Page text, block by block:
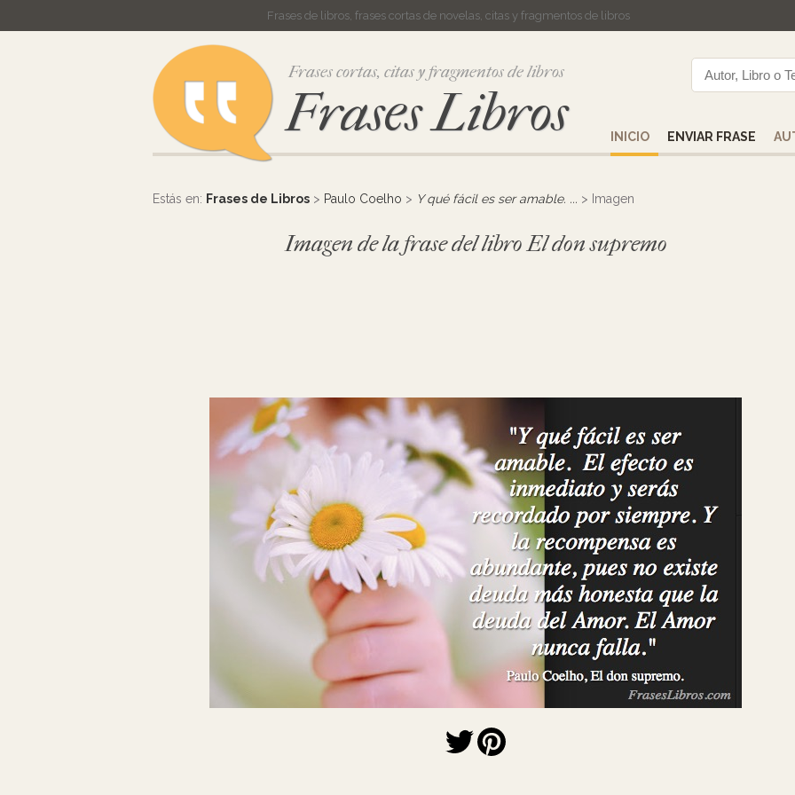
Frases de libros, frases cortas de novelas, citas y fragmentos de libros
Frases cortas, citas y fragmentos de libros
Frases Libros INICIO ENVIAR FRASE
Estás en: Frases de Libros > Paulo Coelho > Y qué fácil es ser amable. ... > Imagen
Imagen de la frase del libro El don supremo